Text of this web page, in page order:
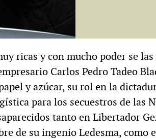
ricas y con mucho poder se
Carlos Pedro Tadeo
y azúcar, su rol en la
para los secuestros de las
tanto en Libertador
de su ingenio Ledesma, como